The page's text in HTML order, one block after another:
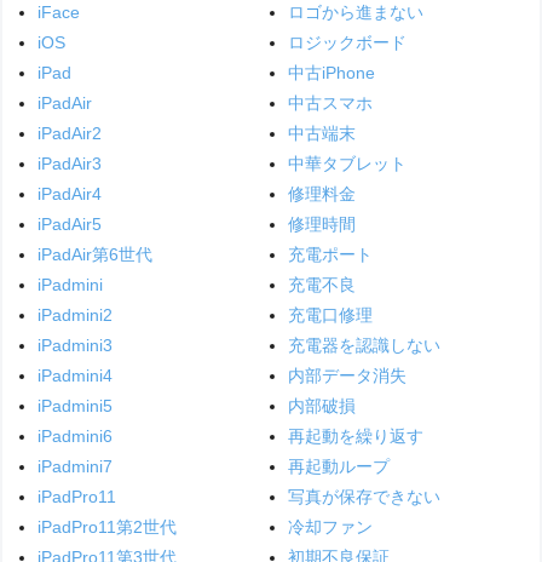
iFace
iOS
iPad
iPadAir
iPadAir2
iPadAir3
iPadAir4
iPadAir5
iPadAir第6世代
iPadmini
iPadmini2
iPadmini3
iPadmini4
iPadmini5
iPadmini6
iPadmini7
iPadPro11
iPadPro11第2世代
iPadPro11第3世代
ロゴから進まない
ロジックボード
中古iPhone
中古スマホ
中古端末
中華タブレット
修理料金
修理時間
充電ポート
充電不良
充電口修理
充電器を認識しない
内部データ消失
内部破損
再起動を繰り返す
再起動ループ
写真が保存できない
冷却ファン
初期不良保証